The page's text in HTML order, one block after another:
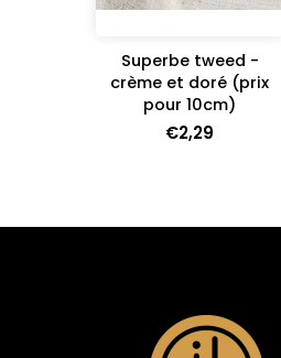
Superbe tweed -
crème et doré (prix
pour 10cm)
€2,29